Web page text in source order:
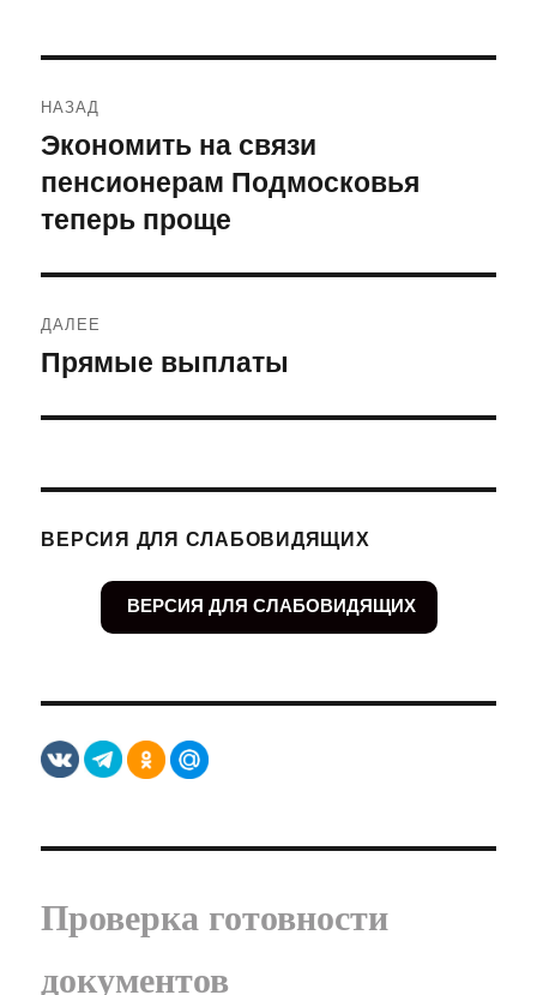
по
записям
НАЗАД
Предыдущая
запись:
Экономить на связи
пенсионерам Подмосковья
теперь проще
ДАЛЕЕ
Следующая
Прямые выплаты
ВЕРСИЯ ДЛЯ СЛАБОВИДЯЩИХ
ВЕРСИЯ ДЛЯ СЛАБОВИДЯЩИХ
Проверка готовности
документов